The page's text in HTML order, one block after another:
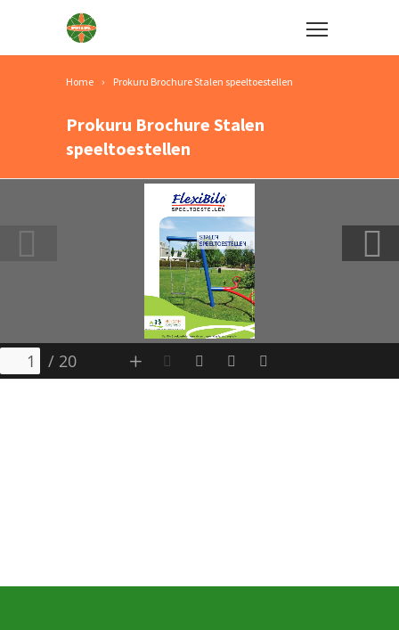
Home Prokuru Brochure Stalen speeltoestellen
Prokuru Brochure Stalen
speeltoestellen
/ 20